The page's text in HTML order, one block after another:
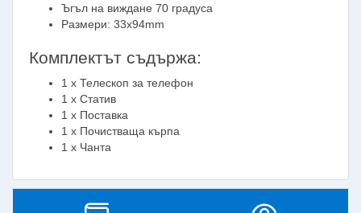
Ъгъл на виждане 70 градуса
Размери: 33х94mm
Комплектът съдържа:
1 x Телескоп за телефон
1 x Статив
1 x Поставка
1 x Почистваща кърпа
1 x Чанта